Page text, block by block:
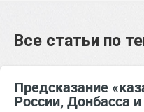
Все статьи по
Предсказание
России, Донбасса